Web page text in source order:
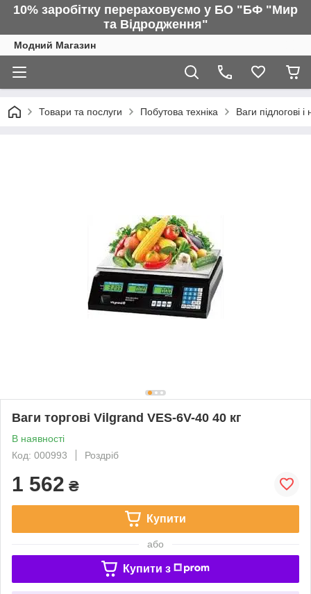
10% заробітку перераховуємо у БО "БФ "Мир
та Відродження"
Модний Магазин
Товари та послуги Побутова техніка Ваги підлогові і
Ваги торгові Vilgrand VES-6V-40 40 кг
В наявності
Код: 000993
Роздріб
1 562 ₴
Купити
або
Купити з